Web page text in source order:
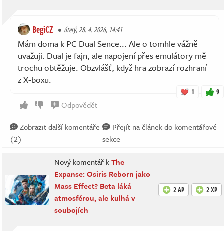
BegiCZ úterý, 28. 4. 2026, 14:41
Mám doma k PC Dual Sence... Ale o tomhle vážně
uvažuji. Dual je fajn, ale napojení přes emulátory mě
trochu obtěžuje. Obzvlášť, když hra zobrazí rozhraní
z X-boxu.
1 9
Odpovědět
Zobrazit další komentáře
(2)
Přejít na článek do komentářové
sekce
Nový komentář kThe
Expanse: Osiris Reborn jako
Mass Effect? Beta láká
atmosférou, ale kulhá v
soubojích
2 AP 2 XP